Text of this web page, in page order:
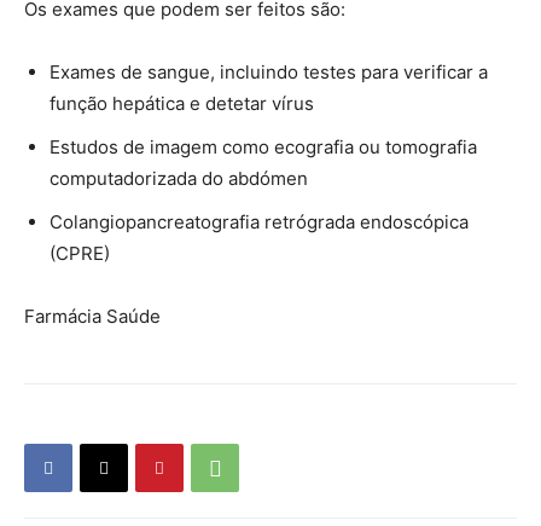
Os exames que podem ser feitos são:
Exames de sangue, incluindo testes para verificar a
função hepática e detetar vírus
Estudos de imagem como ecografia ou tomografia
computadorizada do abdómen
Colangiopancreatografia retrógrada endoscópica
(CPRE)
Farmácia Saúde